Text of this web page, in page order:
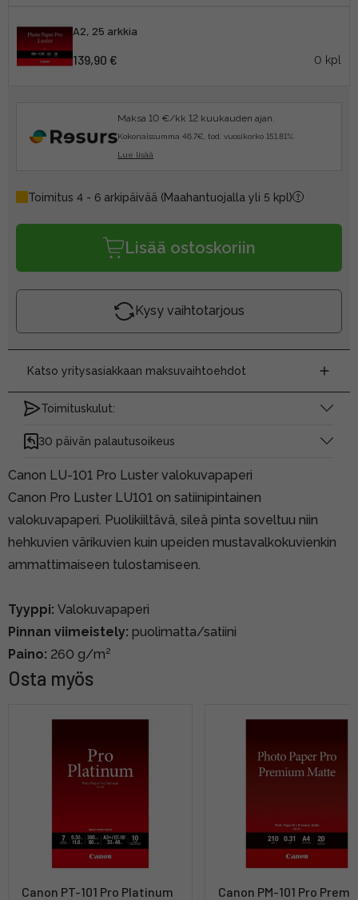
A2, 25 arkkia
139,90 € 0 kpl
Maksa 10 €/kk 12 kuukauden ajan.
Kokonaissumma 46.7€, tod. vuosikorko 151.81%.
Lue lisää
Toimitus 4 - 6 arkipäivää (Maahantuojalla yli 5 kpl)
Lisää ostoskoriin
Kysy vaihtotarjous
Katso yritysasiakkaan maksuvaihtoehdot
Toimituskulut:
30 päivän palautusoikeus
Canon LU-101 Pro Luster valokuvapaperi
Canon Pro Luster LU101 on satiinipintainen
valokuvapaperi. Puolikiiltävä, sileä pinta soveltuu niin
hehkuvien värikuvien kuin upeiden mustavalkokuvienkin
ammattimaiseen tulostamiseen.
Tyyppi: Valokuvapaperi
Pinnan viimeistely: puolimatta/satiini
Paino: 260 g/m²
Osta myös
Canon PT-101 Pro Platinum
Canon PM-101 Pro